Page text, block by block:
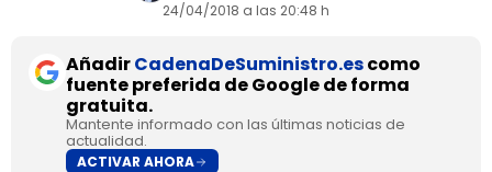
24/04/2018 a las 20:48 h
AñadirCadenaDeSuministro.escomo
fuente preferida de Google de forma
gratuita.
Mantente informado con las últimas noticias de
actualidad.
ACTIVAR AHORA